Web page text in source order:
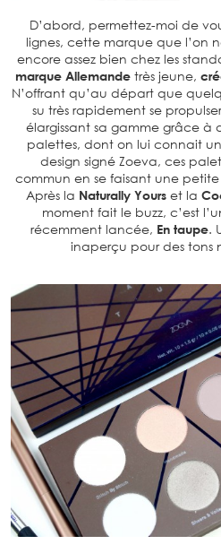
D’abord, permettez-moi de
lignes, cette marque que l’on
encore assez bien chez les
marque Allemande très jeune,
N’offrant qu’au départ que
su très rapidement se
élargissant sa gamme grâce à
palettes, dont on lui connait un
design signé Zoeva, ces
commun en se faisant une
Après la Naturally Yourset la
moment fait le buzz, c’est
récemment lancée, En taupe.
inaperçu pour des tons